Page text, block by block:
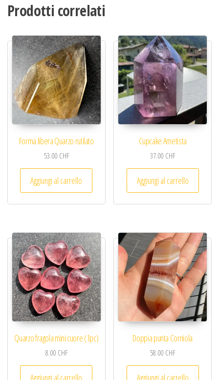
Prodotti correlati
Forma libera Quarzo rutilato
53.00 CHF
Aggiungi al carrello
Cupcake Ametista
37.00 CHF
Aggiungi al carrello
Quarzo fragola mini cuore (1pc)
8.00 CHF
Aggiungi al carrello
Doppia punta Corniola
58.00 CHF
Aggiungi al carrello